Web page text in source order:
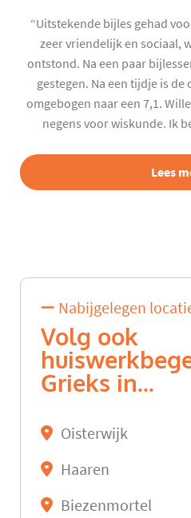
“Uitstekende bijles gehad
zeer vriendelijk en sociaal,
ontstond. Na een paar
gestegen. Na een tijdje is
omgebogen naar een 7,1.
negens voor wiskunde. Ik
Lees
Nabijgelegen
Volg ook
Grieks in...
Oisterwijk
Haaren
Biezenmortel